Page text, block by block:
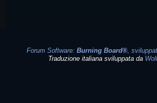
Forum Software: Burning Board®,
Traduzione italiana sviluppata da